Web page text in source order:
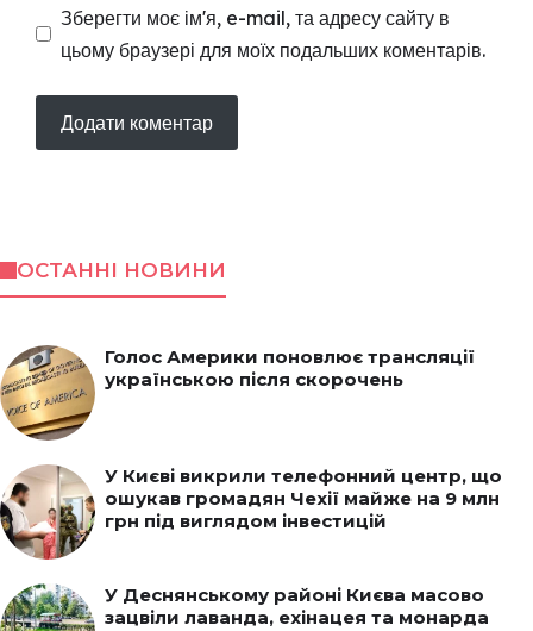
Зберегти моє ім'я, e-mail, та адресу сайту в
цьому браузері для моїх подальших коментарів.
ОСТАННІ НОВИНИ
Голос Америки поновлює трансляції
українською після скорочень
У Києві викрили телефонний центр, що
ошукав громадян Чехії майже на 9 млн
грн під виглядом інвестицій
У Деснянському районі Києва масово
зацвіли лаванда, ехінацея та монарда